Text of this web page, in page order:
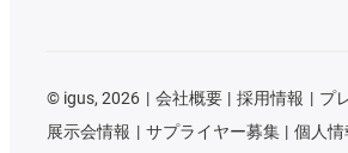
© igus, 2026 会社概要 採用情報
プ
展示会情報
サプライヤー募集
個人